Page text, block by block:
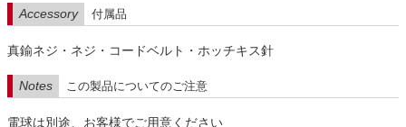
Accessory 付属品
真鍮ネジ・ネジ・コードベルト・ホッチキス針
Notes この製品についてのご注意
電球は別途、お客様でご用意ください